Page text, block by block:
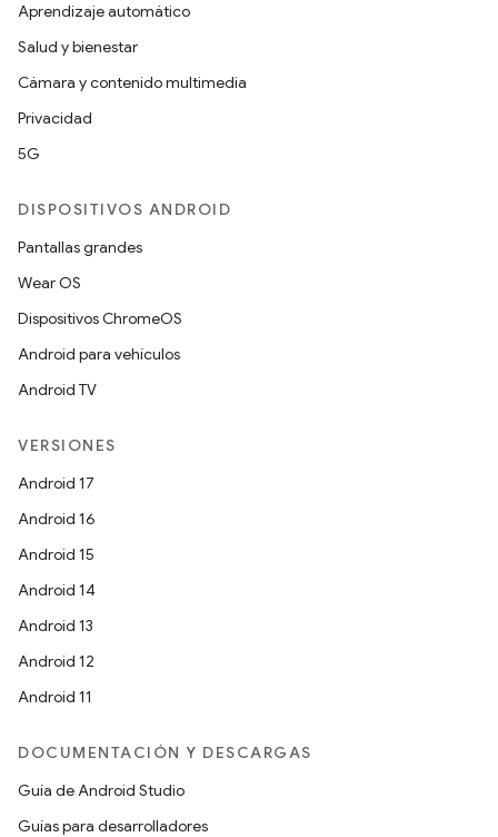
Aprendizaje automático
Salud y bienestar
Cámara y contenido multimedia
Privacidad
5G
DISPOSITIVOS ANDROID
Pantallas grandes
Wear OS
Dispositivos ChromeOS
Android para vehículos
Android TV
VERSIONES
Android 17
Android 16
Android 15
Android 14
Android 13
Android 12
Android 11
DOCUMENTACIÓN Y DESCARGAS
Guía de Android Studio
Guías para desarrolladores